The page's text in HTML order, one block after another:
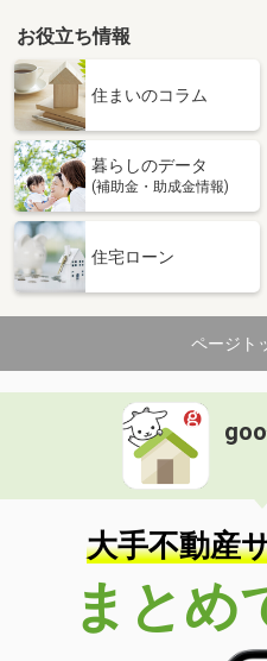
お役立ち情報
住まいのコラム
暮らしのデータ
(補助金・助成金情報)
住宅ローン
ページト
大手不動産
まとめ